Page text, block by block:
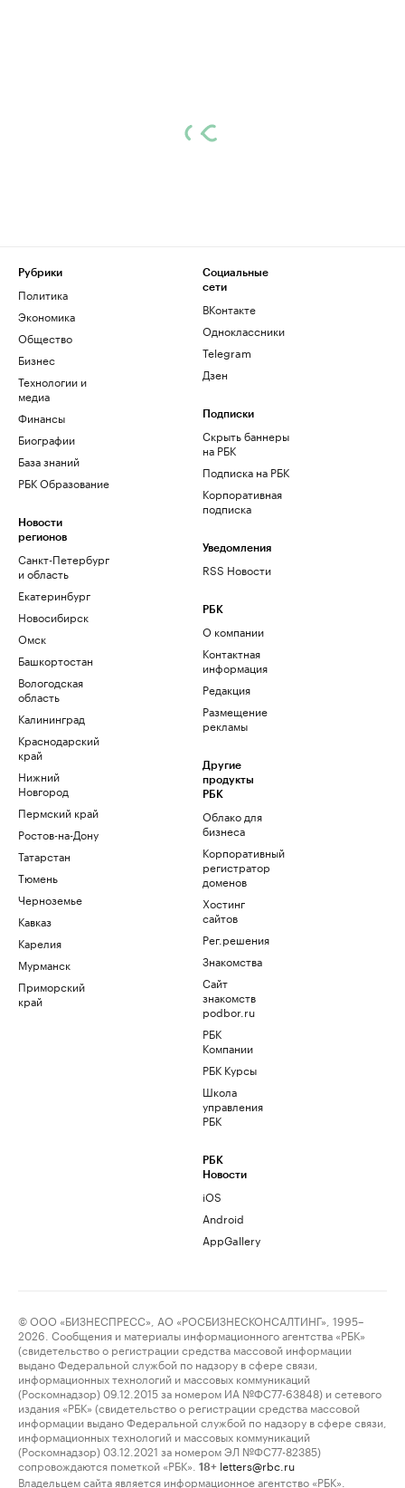
Рубрики
Политика
Экономика
Общество
Бизнес
Технологии и
медиа
Финансы
Биографии
База знаний
РБК Образование
Новости
регионов
Санкт-Петербург
и область
Екатеринбург
Новосибирск
Омск
Башкортостан
Вологодская
область
Калининград
Краснодарский
край
Нижний
Новгород
Пермский край
Ростов-на-Дону
Татарстан
Тюмень
Черноземье
Кавказ
Карелия
Мурманск
Приморский
край
Социальные
сети
ВКонтакте
Одноклассники
Telegram
Дзен
Подписки
Скрыть баннеры
на РБК
Подписка на РБК
Корпоративная
подписка
Уведомления
RSS Новости
РБК
О компании
Контактная
информация
Редакция
Размещение
рекламы
Другие
продукты
РБК
Облако для
бизнеса
Корпоративный
регистратор
доменов
Хостинг
сайтов
Рег.решения
Знакомства
Сайт
знакомств
podbor.ru
РБК
Компании
РБК Курсы
Школа
управления
РБК
РБК
Новости
iOS
Android
AppGallery
© ООО «БИЗНЕСПРЕСС», АО «РОСБИЗНЕСКОНСАЛТИНГ», 1995–
2026. Сообщения и материалы информационного агентства «РБК»
(свидетельство о регистрации средства массовой информации
выдано Федеральной службой по надзору в сфере связи,
информационных технологий и массовых коммуникаций
(Роскомнадзор) 09.12.2015 за номером ИА №ФС77-63848) и сетевого
издания «РБК» (свидетельство о регистрации средства массовой
информации выдано Федеральной службой по надзору в сфере связи,
информационных технологий и массовых коммуникаций
(Роскомнадзор) 03.12.2021 за номером ЭЛ №ФС77-82385)
сопровождаются пометкой «РБК».
18+ letters@rbc.ru
Владельцем сайта является информационное агентство «РБК».